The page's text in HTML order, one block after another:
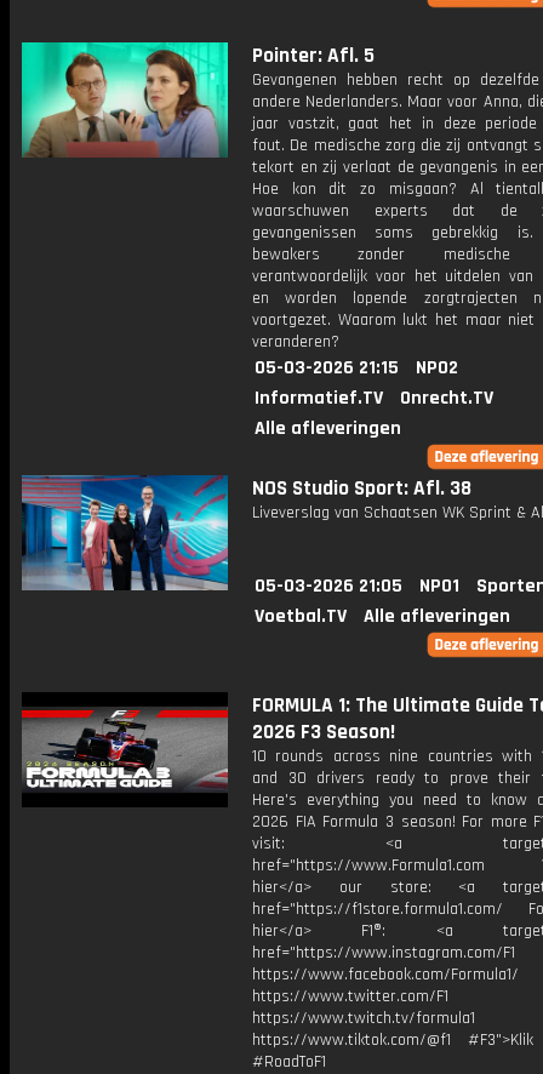
Pointer: Afl. 5
Gevangenen hebben recht op
andere Nederlanders. Maar voor Anna,
jaar vastzit, gaat het in deze periode
fout. De medische zorg die zij ontvangt
tekort en zij verlaat de gevangenis in
Hoe kon dit zo misgaan? Al
waarschuwen experts dat de
gevangenissen soms gebrekkig
bewakers zonder medische
verantwoordelijk voor het uitdelen van
en worden lopende zorgtrajecten
voortgezet. Waarom lukt het maar
veranderen?
05-03-2026 21:15
NPO2
Informatief.TV
Onrecht.TV
Alle afleveringen
NOS Studio Sport: Afl. 38
Liveverslag van Schaatsen WK Sprint &
05-03-2026 21:05 NPO1
Voetbal.TV
Alle afleveringen
FORMULA 1: The Ultimate Guide
2026 F3 Season!
10 rounds across nine countries with
and 30 drivers ready to prove their
Here's everything you need to know
2026 FIA Formula 3 season! For more
visit: <a
href="https://www.Formula1.com
hier</a> our store: <a
href="https://f1store.formula1.com/
hier</a> F1®: <a
href="https://www.instagram.com/F1
https://www.facebook.com/Formula1/
https://www.twitter.com/F1
https://www.twitch.tv/formula1
https://www.tiktok.com/@f1
#RoadToF1